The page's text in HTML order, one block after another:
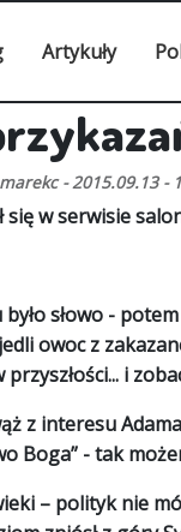
Artykuły
marekc-2015.09.13 -
się w serwisie
słowo -
owoc z
i
z interesu
Boga” - tak
– polityk nie